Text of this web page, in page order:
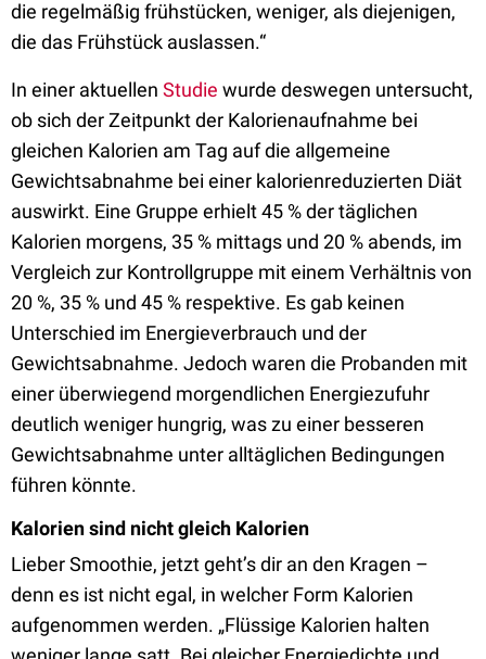
die regelmäßig frühstücken, weniger, als diejenigen,
die das Frühstück auslassen.“
In einer aktuellen Studie wurde deswegen untersucht,
ob sich der Zeitpunkt der Kalorienaufnahme bei
gleichen Kalorien am Tag auf die allgemeine
Gewichtsabnahme bei einer kalorienreduzierten Diät
auswirkt. Eine Gruppe erhielt 45 % der täglichen
Kalorien morgens, 35 % mittags und 20 % abends, im
Vergleich zur Kontrollgruppe mit einem Verhältnis von
20 %, 35 % und 45 % respektive. Es gab keinen
Unterschied im Energieverbrauch und der
Gewichtsabnahme. Jedoch waren die Probanden mit
einer überwiegend morgendlichen Energiezufuhr
deutlich weniger hungrig, was zu einer besseren
Gewichtsabnahme unter alltäglichen Bedingungen
führen könnte.
Kalorien sind nicht gleich Kalorien
Lieber Smoothie, jetzt geht’s dir an den Kragen –
denn es ist nicht egal, in welcher Form Kalorien
aufgenommen werden. „Flüssige Kalorien halten